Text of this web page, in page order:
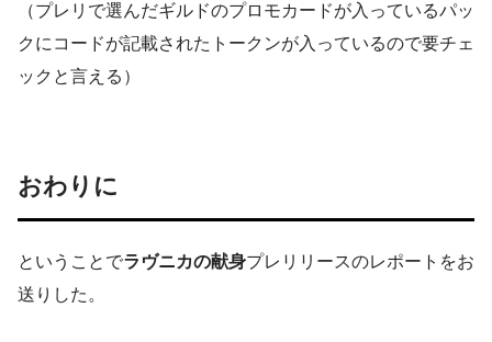
（プレリで選んだギルドのプロモカードが入っているパッ
クにコードが記載されたトークンが入っているので要チェ
ックと言える）
おわりに
ということでラヴニカの献身プレリリースのレポートをお
送りした。